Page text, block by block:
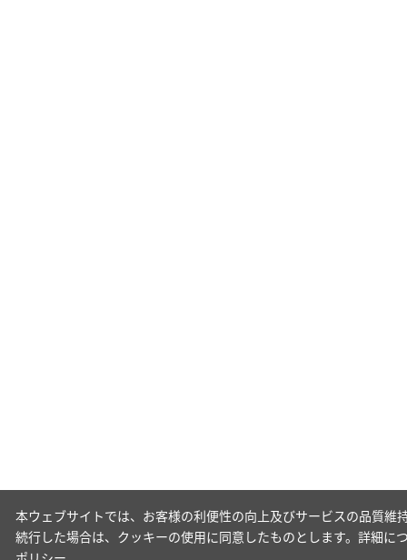
本ウェブサイトでは、お客様の利便性の向上及びサービスの品質
続行した場合は、クッキーの使用に同意したものとします。詳細